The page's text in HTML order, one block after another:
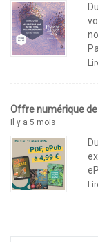
Offre numérique de
Il y a 5 mois